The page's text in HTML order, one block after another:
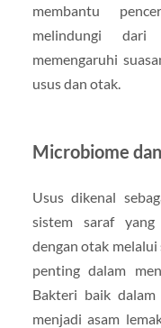
membantu
melindungi dari
memengaruhi
usus dan otak.
Microbiome
Usus dikenal
sistem saraf
dengan otak
penting dalam
Bakteri baik dalam
menjadi asam